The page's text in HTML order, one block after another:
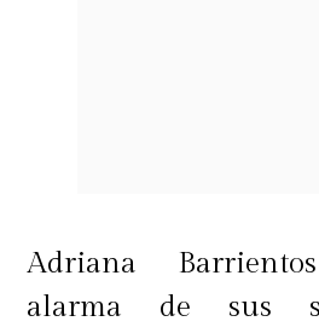
Adriana
alarma de sus